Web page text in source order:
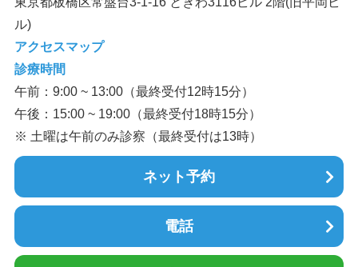
ル)
アクセスマップ
診療時間
午前：9:00 ~ 13:00（最終受付12時15分）
午後：15:00 ~ 19:00（最終受付18時15分）
※ 土曜は午前のみ診察（最終受付は13時）
ネット予約
電話